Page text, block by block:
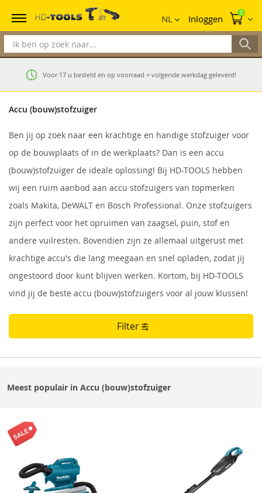
NL Inloggen
0
Voor 17 u besteld en op voorraad = volgende werkdag geleverd!
Accu (bouw)stofzuiger
Ben jij op zoek naar een krachtige en handige stofzuiger voor
op de bouwplaats of in de werkplaats? Dan is een accu
(bouw)stofzuiger de ideale oplossing! Bij HD-TOOLS hebben
wij een ruim aanbod aan accu stofzuigers van topmerken
zoals Makita, DeWALT en Bosch Professional. Onze stofzuigers
zijn perfect voor het opruimen van zaagsel, puin, stof en
andere vuilresten. Bovendien zijn ze allemaal uitgerust met
krachtige accu's die lang meegaan en snel opladen, zodat jij
ongestoord door kunt blijven werken. Kortom, bij HD-TOOLS
vind jij de beste accu (bouw)stofzuigers voor al jouw klussen!
Meest populair in Accu (bouw)stofzuiger
Filter